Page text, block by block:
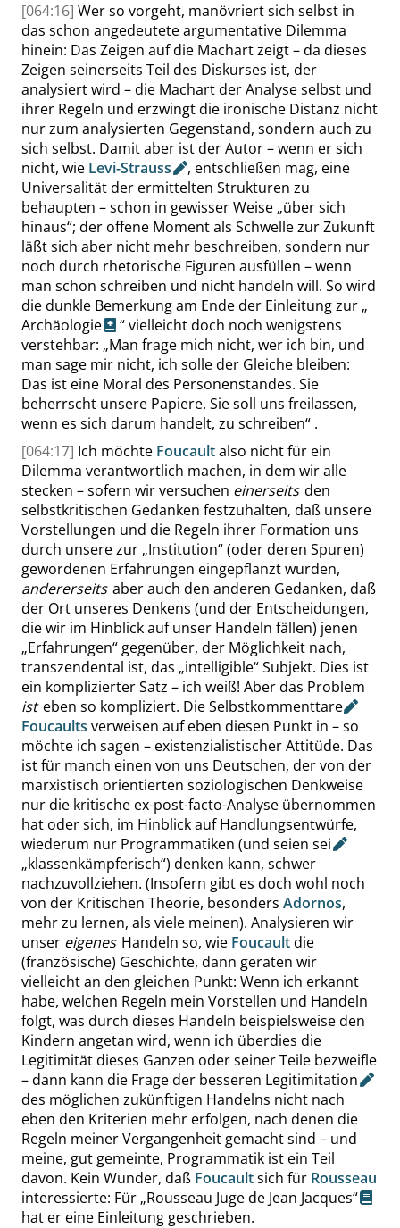
[064:16] Wer so vorgeht, manövriert sich selbst in
das schon angedeutete argumentative Dilemma
hinein: Das Zeigen auf die Machart zeigt – da dieses
Zeigen seinerseits Teil des Diskurses ist, der
analysiert wird – die Machart der Analyse selbst und
ihrer Regeln und erzwingt die ironische Distanz nicht
nur zum analysierten Gegenstand, sondern auch zu
sich selbst. Damit aber ist der Autor – wenn er sich
nicht, wie Levi-Strauss
, entschließen mag, eine
Universalität der ermittelten Strukturen zu
behaupten – schon in gewisser Weise „über sich
hinaus“; der offene Moment als Schwelle zur Zukunft
läßt sich aber nicht mehr beschreiben, sondern nur
noch durch rhetorische Figuren ausfüllen – wenn
man schon schreiben und nicht handeln will. So wird
die dunkle Bemerkung am Ende der Einleitung zur „
Archäologie
“vielleicht doch noch wenigstens
verstehbar: „Man frage mich nicht, wer ich bin, und
man sage mir nicht, ich solle der Gleiche bleiben:
Das ist eine Moral des Personenstandes. Sie
beherrscht unsere Papiere. Sie soll uns freilassen,
wenn es sich darum handelt, zu schreiben“ .
[064:17] Ich möchte Foucaultalso nicht für ein
Dilemma verantwortlich machen, in dem wir alle
stecken – sofern wir versuchen einerseits den
selbstkritischen Gedanken festzuhalten, daß unsere
Vorstellungen und die Regeln ihrer Formation uns
durch unsere zur „Institution“(oder deren Spuren)
gewordenen Erfahrungen eingepflanzt wurden,
andererseits aber auch den anderen Gedanken, daß
der Ort unseres Denkens (und der Entscheidungen,
die wir im Hinblick auf unser Handeln fällen) jenen
„Erfahrungen“ gegenüber, der Möglichkeit nach,
transzendental ist, das „intelligible“Subjekt. Dies ist
ein komplizierter Satz – ich weiß! Aber das Problem
isteben so kompliziert. DieSelbstkommenttare
Foucaults verweisen auf eben diesen Punkt in – so
möchte ich sagen – existenzialistischer Attitüde. Das
ist für manch einen von uns Deutschen, der von der
marxistisch orientierten soziologischen Denkweise
nur die kritische ex-post-facto-Analyse übernommen
hat oder sich, im Hinblick auf Handlungsentwürfe,
wiederum nur Programmatiken (und seien sei
„klassenkämpferisch“) denken kann, schwer
nachzuvollziehen. (Insofern gibt es doch wohl noch
von der Kritischen Theorie, besonders Adornos,
mehr zu lernen, als viele meinen). Analysieren wir
unser eigenes Handeln so, wie Foucaultdie
(französische) Geschichte, dann geraten wir
vielleicht an den gleichen Punkt: Wenn ich erkannt
habe, welchen Regeln mein Vorstellen und Handeln
folgt, was durch dieses Handeln beispielsweise den
Kindern angetan wird, wenn ich überdies die
Legitimität dieses Ganzen oder seiner Teile bezweifle
– dann kann die Frage der besseren Legitimitation
des möglichen zukünftigen Handelns nicht nach
eben den Kriterien mehr erfolgen, nach denen die
Regeln meiner Vergangenheit gemacht sind – und
meine, gut gemeinte, Programmatik ist ein Teil
davon. Kein Wunder, daß Foucaultsich für Rousseau
interessierte: Für „Rousseau Juge de Jean Jacques“
hat er eine Einleitung geschrieben.